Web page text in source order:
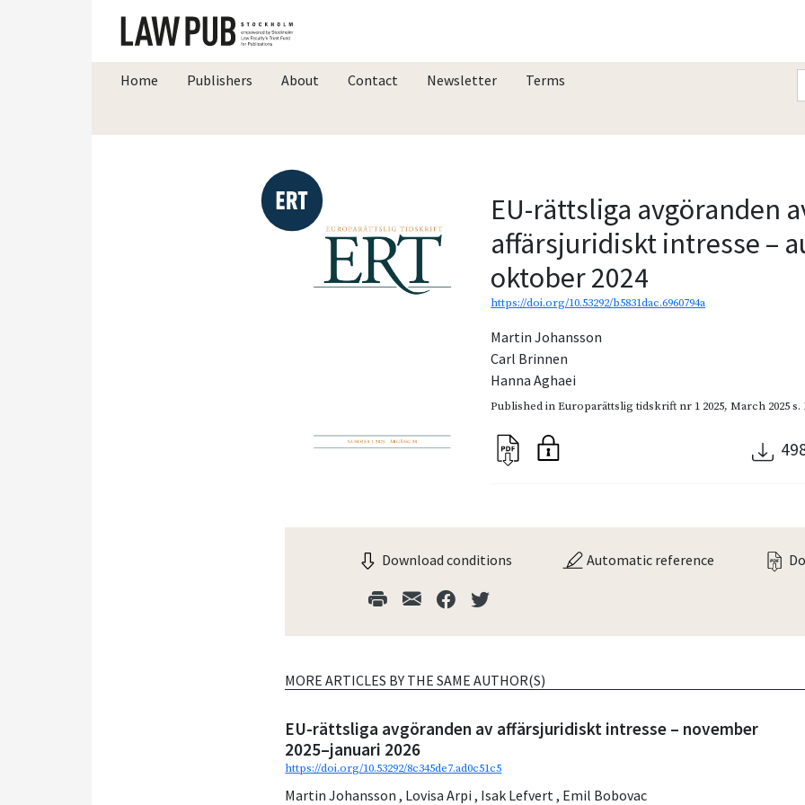
Home Publishers About Contact Newsletter Terms
EU-rättsliga avgöranden
affärsjuridiskt intresse –
oktober 2024
https://doi.org/10.53292/b5831dac.6960794a
Martin Johansson
Carl Brinnen
Hanna Aghaei
Published inEuroparättslig tidskrift nr 1 2025,March 2025s.
Download conditions Automatic reference
MORE ARTICLES BY THE SAME AUTHOR(S)
EU-rättsliga avgöranden av affärsjuridiskt intresse – november
2025–januari 2026
https://doi.org/10.53292/8c345de7.ad0c51c5
Martin Johansson, Lovisa Arpi, Isak Lefvert, Emil Bobovac